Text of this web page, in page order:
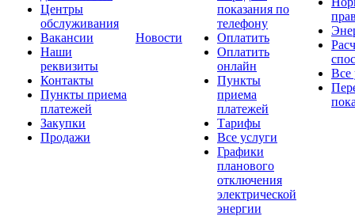
Центры
обслуживания
Вакансии
Наши
реквизиты
Контакты
Пункты приема
платежей
Закупки
Продажи
Новости
показания по
телефону
Оплатить
Оплатить
онлайн
Пункты
приема
платежей
Тарифы
Все услуги
Графики
планового
отключения
электрической
энергии
Все